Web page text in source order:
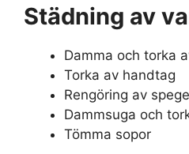
Städning av
Damma och torka
Torka av handtag
Rengöring av
Dammsuga och
Tömma sopor